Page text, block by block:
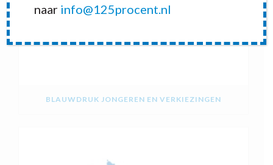
BLAUWDRUK JONGEREN EN VERKIEZINGEN
naar info@125procent.nl